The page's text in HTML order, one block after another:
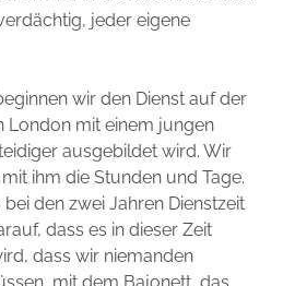
jeder eigene
wir den Dienst auf der
London mit einem jungen
ausgebildet wird. Wir
ihm die Stunden und Tage.
den zwei Jahren Dienstzeit
dass es in dieser Zeit
dass wir niemanden